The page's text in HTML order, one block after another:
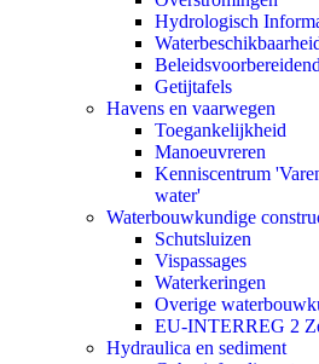
Hydrologisch
Getijtafels
Havens en vaarwegen
Toegankelijkheid
Manoeuvreren
Kenniscentrum
water'
Waterbouwkundige
Schutsluizen
Vispassages
Waterkeringen
Overige
EU-INTERREG 2
Hydraulica en sediment